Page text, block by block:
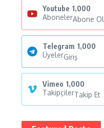
Youtube 1,000
AbonelerAbone Ol
Telegram 1,000
ÜyelerGiriş
Vimeo 1,000
TakipçilerTakip Et